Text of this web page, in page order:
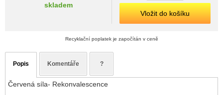
skladem
Vložit do košíku
Recyklační poplatek je započítán v ceně
Popis Komentáře ?
Červená síla- Rekonvalescence